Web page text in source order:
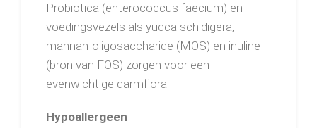
Probiotica (enterococcus faecium) en
voedingsvezels als yucca schidigera,
mannan-oligosaccharide (MOS) en inuline
(bron van FOS) zorgen voor een
evenwichtige darmflora.
Hypoallergeen